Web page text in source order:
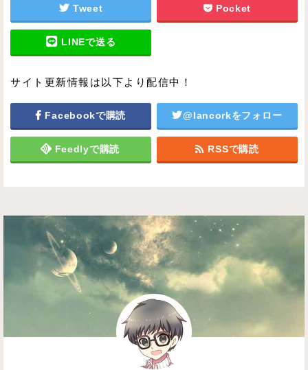
Tweet Pocket
LINEで送る
サイト更新情報は以下より配信中！
Facebookで購読 @lancorkをフォロー
Feedlyで購読 RSSで購読